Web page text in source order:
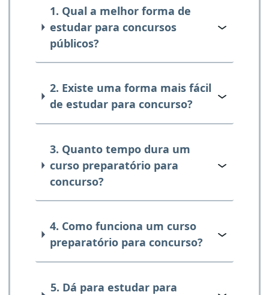
1. Qual a melhor forma de
estudar para concursos
públicos?
2. Existe uma forma mais fácil
de estudar para concurso?
3. Quanto tempo dura um
curso preparatório para
concurso?
4. Como funciona um curso
preparatório para concurso?
5. Dá para estudar para